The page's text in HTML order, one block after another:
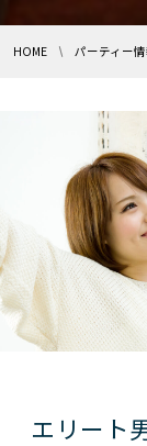
HOME パーティー
エリート